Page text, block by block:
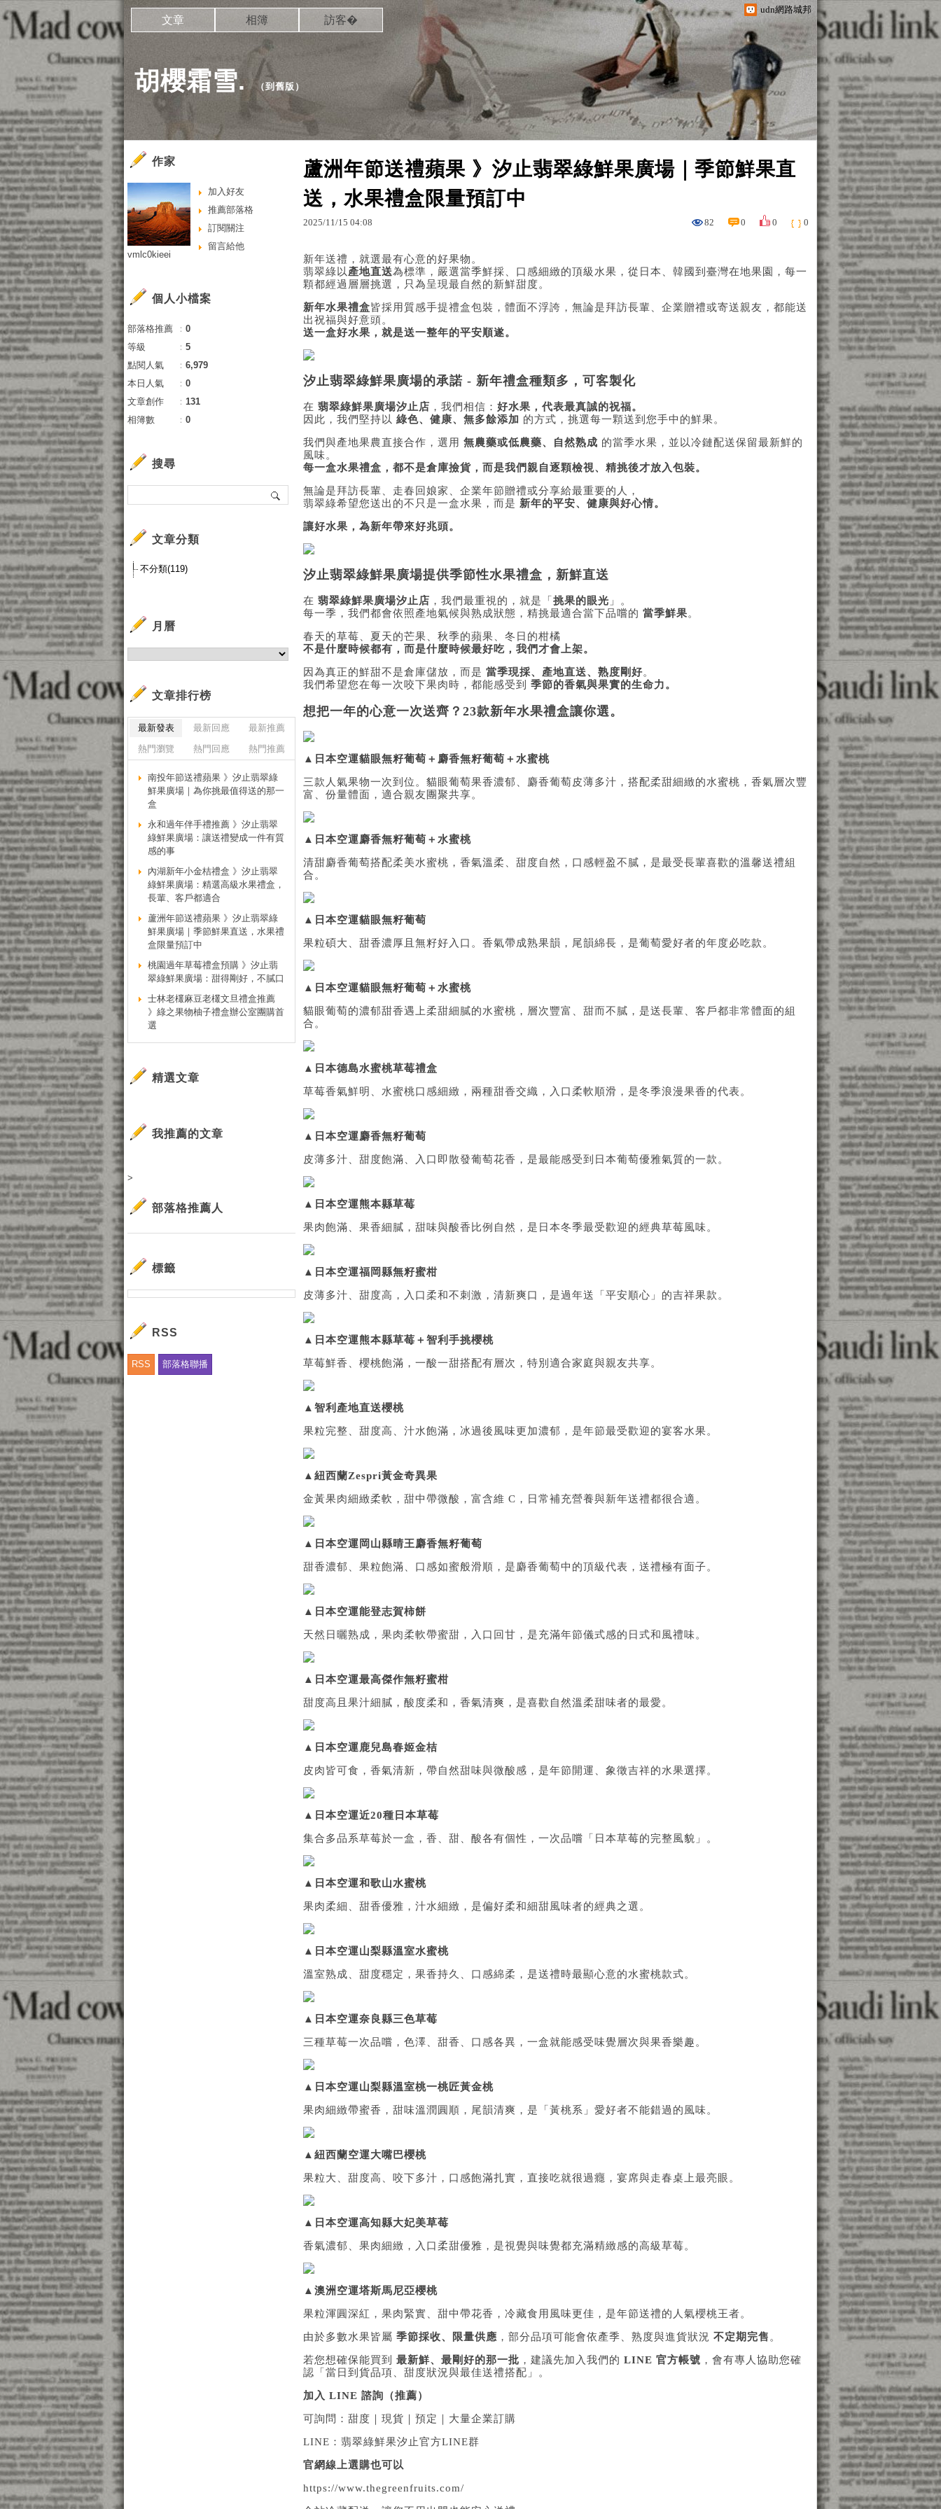
udn網路城邦
胡櫻霜雪.（到舊版 ）
文章 相簿 訪客�
蘆洲年節送禮蘋果 》汐止翡翠綠鮮果廣場｜季節鮮果直
送，水果禮盒限量預訂中
2025/11/15 04:08 82 0 0 0
新年送禮，就選最有心意的好果物。
翡翠綠以 產地直送為標準，嚴選當季鮮採、口感細緻的頂級水果，從日本、韓國到臺灣在地果園，每一
顆都經過層層挑選，只為呈現最自然的新鮮甜度。
新年水果禮盒皆採用質感手提禮盒包裝，體面不浮誇，無論是拜訪長輩、企業贈禮或寄送親友，都能送
出祝福與好意頭。
送一盒好水果，就是送一整年的平安順遂。
汐止翡翠綠鮮果廣場的承諾 - 新年禮盒種類多，可客製化
在 翡翠綠鮮果廣場汐止店 ，我們相信： 好水果，代表最真誠的祝福。
因此，我們堅持以 綠色、健康、無多餘添加 的方式，挑選每一顆送到您手中的鮮果。
我們與產地果農直接合作，選用 無農藥或低農藥、自然熟成 的當季水果，並以冷鏈配送保留最新鮮的
風味。
每一盒水果禮盒，都不是倉庫撿貨，而是我們親自逐顆檢視、精挑後才放入包裝。
無論是拜訪長輩、走春回娘家、企業年節贈禮或分享給最重要的人，
翡翠綠希望您送出的不只是一盒水果，而是 新年的平安、健康與好心情。
讓好水果，為新年帶來好兆頭。
汐止翡翠綠鮮果廣場提供季節性水果禮盒，新鮮直送
在 翡翠綠鮮果廣場汐止店 ，我們最重視的，就是「 挑果的眼光 」。
每一季，我們都會依照產地氣候與熟成狀態，精挑最適合當下品嚐的 當季鮮果。
春天的草莓、夏天的芒果、秋季的蘋果、冬日的柑橘
不是什麼時候都有，而是什麼時候最好吃，我們才會上架。
因為真正的鮮甜不是倉庫儲放，而是 當季現採、產地直送、熟度剛好。
我們希望您在每一次咬下果肉時，都能感受到 季節的香氣與果實的生命力。
想把一年的心意一次送齊？23款新年水果禮盒讓你選。
▲ 日本空運貓眼無籽葡萄＋麝香無籽葡萄＋水蜜桃
三款人氣果物一次到位。貓眼葡萄果香濃郁、麝香葡萄皮薄多汁，搭配柔甜細緻的水蜜桃，香氣層次豐
富、份量體面，適合親友團聚共享。
▲ 日本空運麝香無籽葡萄＋水蜜桃
清甜麝香葡萄搭配柔美水蜜桃，香氣溫柔、甜度自然，口感輕盈不膩，是最受長輩喜歡的溫馨送禮組
合。
▲ 日本空運貓眼無籽葡萄
果粒碩大、甜香濃厚且無籽好入口。香氣帶成熟果韻，尾韻綿長，是葡萄愛好者的年度必吃款。
▲ 日本空運貓眼無籽葡萄＋水蜜桃
貓眼葡萄的濃郁甜香遇上柔甜細膩的水蜜桃，層次豐富、甜而不膩，是送長輩、客戶都非常體面的組
合。
▲ 日本德島水蜜桃草莓禮盒
草莓香氣鮮明、水蜜桃口感細緻，兩種甜香交織，入口柔軟順滑，是冬季浪漫果香的代表。
▲ 日本空運麝香無籽葡萄
皮薄多汁、甜度飽滿、入口即散發葡萄花香，是最能感受到日本葡萄優雅氣質的一款。
▲ 日本空運熊本縣草莓
果肉飽滿、果香細膩，甜味與酸香比例自然，是日本冬季最受歡迎的經典草莓風味。
▲ 日本空運福岡縣無籽蜜柑
皮薄多汁、甜度高，入口柔和不刺激，清新爽口，是過年送「平安順心」的吉祥果款。
▲ 日本空運熊本縣草莓＋智利手挑櫻桃
草莓鮮香、櫻桃飽滿，一酸一甜搭配有層次，特別適合家庭與親友共享。
▲ 智利產地直送櫻桃
果粒完整、甜度高、汁水飽滿，冰過後風味更加濃郁，是年節最受歡迎的宴客水果。
▲ 紐西蘭Zespri黃金奇異果
金黃果肉細緻柔軟，甜中帶微酸，富含維 C，日常補充營養與新年送禮都很合適。
▲ 日本空運岡山縣晴王麝香無籽葡萄
甜香濃郁、果粒飽滿、口感如蜜般滑順，是麝香葡萄中的頂級代表，送禮極有面子。
▲ 日本空運能登志賀柿餅
天然日曬熟成，果肉柔軟帶蜜甜，入口回甘，是充滿年節儀式感的日式和風禮味。
▲ 日本空運最高傑作無籽蜜柑
甜度高且果汁細膩，酸度柔和，香氣清爽，是喜歡自然溫柔甜味者的最愛。
▲ 日本空運鹿兒島春姬金桔
皮肉皆可食，香氣清新，帶自然甜味與微酸感，是年節開運、象徵吉祥的水果選擇。
▲ 日本空運近20種日本草莓
集合多品系草莓於一盒，香、甜、酸各有個性，一次品嚐「日本草莓的完整風貌」。
▲ 日本空運和歌山水蜜桃
果肉柔細、甜香優雅，汁水細緻，是偏好柔和細甜風味者的經典之選。
▲ 日本空運山梨縣溫室水蜜桃
溫室熟成、甜度穩定，果香持久、口感綿柔，是送禮時最顯心意的水蜜桃款式。
▲ 日本空運奈良縣三色草莓
三種草莓一次品嚐，色澤、甜香、口感各異，一盒就能感受味覺層次與果香樂趣。
▲ 日本空運山梨縣溫室桃一桃匠黃金桃
果肉細緻帶蜜香，甜味溫潤圓順，尾韻清爽，是「黃桃系」愛好者不能錯過的風味。
▲ 紐西蘭空運大嘴巴櫻桃
果粒大、甜度高、咬下多汁，口感飽滿扎實，直接吃就很過癮，宴席與走春桌上最亮眼。
▲ 日本空運高知縣大妃美草莓
香氣濃郁、果肉細緻，入口柔甜優雅，是視覺與味覺都充滿精緻感的高級草莓。
▲ 澳洲空運塔斯馬尼亞櫻桃
果粒渾圓深紅，果肉緊實、甜中帶花香，冷藏食用風味更佳，是年節送禮的人氣櫻桃王者。
由於多數水果皆屬 季節採收、限量供應 ，部分品項可能會依產季、熟度與進貨狀況 不定期完售。
若您想確保能買到 最新鮮、最剛好的那一批 ，建議先加入我們的 LINE 官方帳號 ，會有專人協助您確
認「當日到貨品項、甜度狀況與最佳送禮搭配」。
加入 LINE 諮詢（推薦）
可詢問：甜度｜現貨｜預定｜大量企業訂購
LINE： 翡翠綠鮮果汐止官方LINE群
官網線上選購也可以
https://www.thegreenfruits.com/
作家
加入好友
推薦部落格
訂閱關注
留言給他
vmlc0kieei
個人小檔案
部落格推薦 ： 0
等級
： 5
點閱人氣
： 6,979
本日人氣
： 0
文章創作
： 131
相簿數
： 0
搜尋
文章分類
不分類(119)
月曆
文章排行榜
最新發表 最新回應
最新推薦
熱門瀏覽
熱門回應 熱門推薦
南投年節送禮蘋果 》汐止翡翠綠
鮮果廣場｜為你挑最值得送的那一
盒
永和過年伴手禮推薦 》汐止翡翠
綠鮮果廣場：讓送禮變成一件有質
感的事
內湖新年小金桔禮盒 》汐止翡翠
綠鮮果廣場：精選高級水果禮盒，
長輩、客戶都適合
蘆洲年節送禮蘋果 》汐止翡翠綠
鮮果廣場｜季節鮮果直送，水果禮
盒限量預訂中
桃園過年草莓禮盒預購 》汐止翡
翠綠鮮果廣場：甜得剛好，不膩口
士林老欉麻豆老欉文旦禮盒推薦
》綠之果物柚子禮盒辦公室團購首
選
精選文章
我推薦的文章
>
部落格推薦人
標籤
RSS
RSS 部落格聯播